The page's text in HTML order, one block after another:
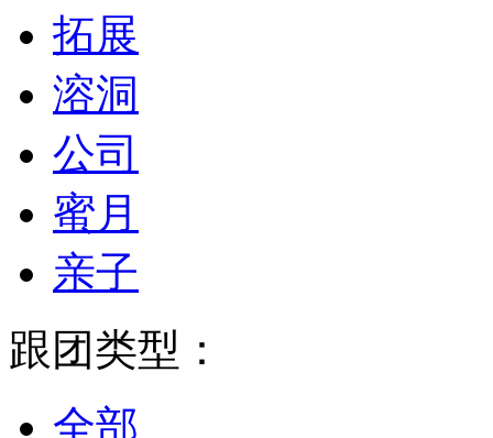
拓展
溶洞
公司
蜜月
亲子
跟团类型：
全部